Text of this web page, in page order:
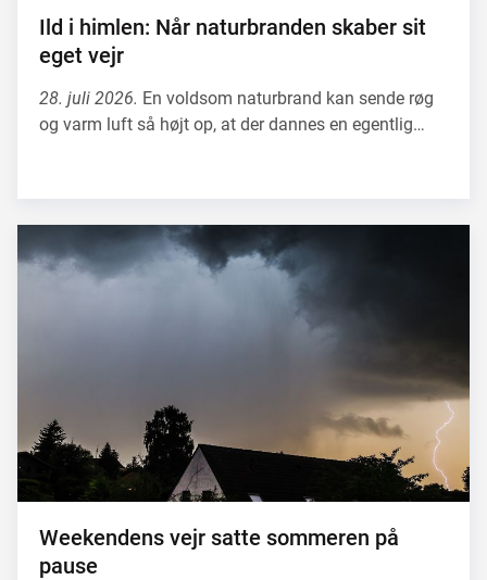
Ild i himlen: Når naturbranden skaber sit
eget vejr
28. juli 2026. En voldsom naturbrand kan sende røg
og varm luft så højt op, at der dannes en egentlig…
Weekendens vejr satte sommeren på
pause